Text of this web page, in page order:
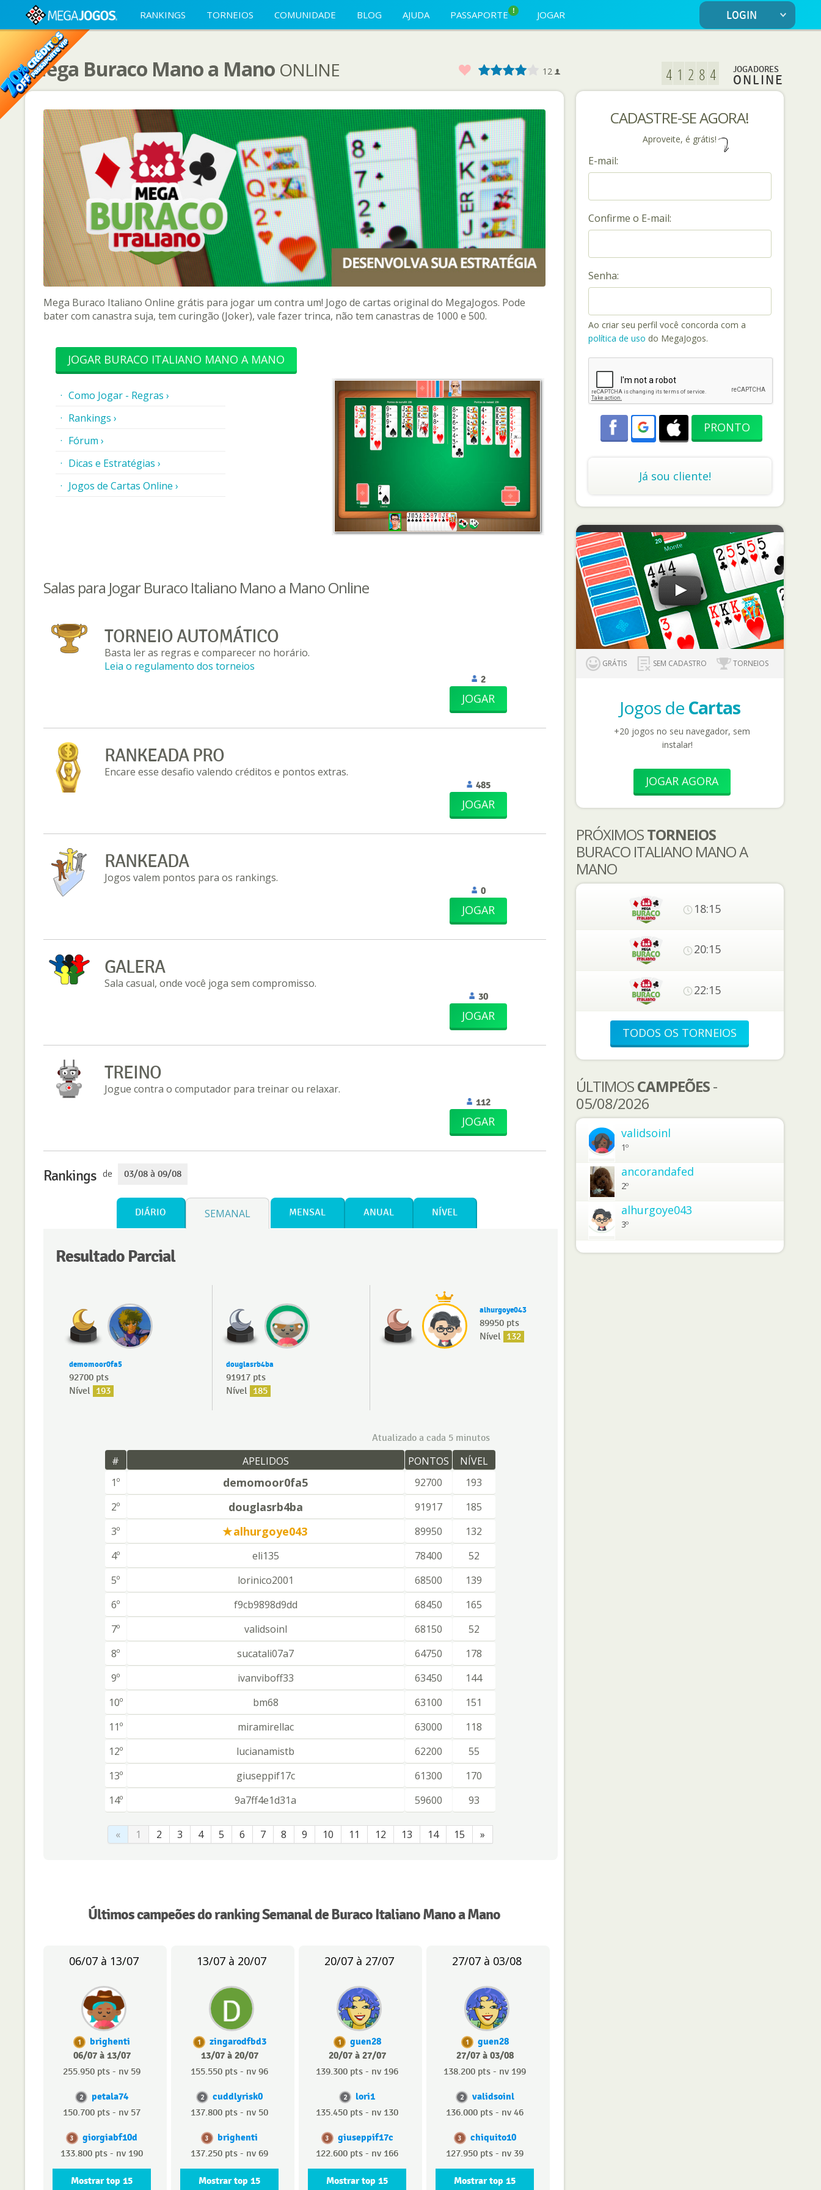
RANKINGS TORNEIOS COMUNIDADE BLOG AJUDA PASSAPORTE ! JOGAR LOGIN
Mega Buraco Mano a Mano ONLINE Favorito 5
3
2
1 12
Mega Buraco Italiano Online grátis para jogar um contra um! Jogo de cartas original do MegaJogos. Pode
bater com canastra suja, tem curingão (Joker), vale fazer trinca, não tem canastras de 1000 e 500.
JOGAR BURACO ITALIANO MANO A MANO
Como Jogar - Regras ›
Rankings ›
Fórum ›
Dicas e Estratégias ›
Jogos de Cartas Online ›
Salas para Jogar Buraco Italiano Mano a Mano Online
TORNEIO AUTOMÁTICO
Basta ler as regras e comparecer no horário.
Leia o regulamento dos torneios
2
JOGAR
RANKEADA PRO
Encare esse desafio valendo créditos e pontos extras.
485
JOGAR
RANKEADA
Jogos valem pontos para os rankings.
0
JOGAR
GALERA
Sala casual, onde você joga sem compromisso.
30
JOGAR
TREINO
Jogue contra o computador para treinar ou relaxar.
112
JOGAR
Rankings de 03/08 à 09/08
DIÁRIO SEMANAL MENSAL ANUAL NÍVEL
Resultado Parcial
demomoor0fa5
92700 pts
Nível 193
douglasrb4ba
91917 pts
Nível 185
alhurgoye043
89950 pts
Nível 132
Atualizado a cada 5 minutos
# APELIDOS PONTOS
NÍVEL
1º
demomoor0fa5 92700
193
2º
douglasrb4ba 91917
185
3º
alhurgoye043 89950
132
4º
eli135 78400
52
5º
lorinico2001 68500
139
6º
f9cb9898d9dd 68450
165
7º
validsoinl 68150
52
8º
sucatali07a7 64750
178
9º
ivanviboff33 63450
144
10º
bm68 63100
151
11º
miramirellac 63000
118
12º
lucianamistb 62200
55
13º
giuseppif17c 61300
170
14º
9a7ff4e1d31a 59600 93
« 1 2 3 4 5 6 7 8 9 10 11 12 13 14 15 »
Últimos campeões do ranking Semanal de Buraco Italiano Mano a Mano
06/07 à 13/07
1
brighenti
06/07 à 13/07
255.950 pts - nv 59
2 petala74
150.700 pts - nv 57
3 giorgiabf10d
133.800 pts - nv 190
Mostrar top 15
13/07 à 20/07
1
zingarodfbd3
13/07 à 20/07
155.550 pts - nv 96
2 cuddlyrisk0
137.800 pts - nv 50
3 brighenti
137.250 pts - nv 69
Mostrar top 15
20/07 à 27/07
1
guen28
20/07 à 27/07
139.300 pts - nv 196
2 lori1
135.450 pts - nv 130
3 giuseppif17c
122.600 pts - nv 166
Mostrar top 15
27/07 à 03/08
1
guen28
27/07 à 03/08
138.200 pts - nv 199
2 validsoinl
136.000 pts - nv 46
3 chiquito10
127.950 pts - nv 39
Mostrar top 15
JOGADORES
ONLINE
CADASTRE-SE AGORA!
Aproveite, é grátis!
E-mail:
Confirme o E-mail:
Senha:
Ao criar seu perfil você concorda com a
política de uso do MegaJogos.
Já sou cliente!
GRÁTIS SEM CADASTRO TORNEIOS
Jogos de Cartas
+20 jogos no seu navegador, sem
instalar!
JOGAR AGORA
PRÓXIMOSTORNEIOS
BURACO ITALIANO MANO A
MANO
18:15
20:15
22:15
TODOS OS TORNEIOS
ÚLTIMOSCAMPEÕES-
05/08/2026
validsoinl
1º
ancorandafed
2º
alhurgoye043
3º